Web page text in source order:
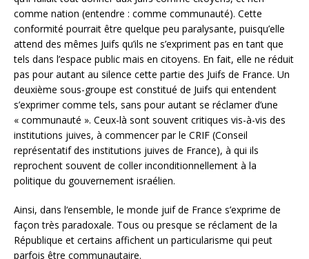
comme nation (entendre : comme communauté). Cette
conformité pourrait être quelque peu paralysante, puisqu’elle
attend des mêmes Juifs qu’ils ne s’expriment pas en tant que
tels dans l’espace public mais en citoyens. En fait, elle ne réduit
pas pour autant au silence cette partie des Juifs de France. Un
deuxième sous-groupe est constitué de Juifs qui entendent
s’exprimer comme tels, sans pour autant se réclamer d’une
« communauté ». Ceux-là sont souvent critiques vis-à-vis des
institutions juives, à commencer par le CRIF (Conseil
représentatif des institutions juives de France), à qui ils
reprochent souvent de coller inconditionnellement à la
politique du gouvernement israélien.
Ainsi, dans l‘ensemble, le monde juif de France s’exprime de
façon très paradoxale. Tous ou presque se réclament de la
République et certains affichent un particularisme qui peut
parfois être communautaire.